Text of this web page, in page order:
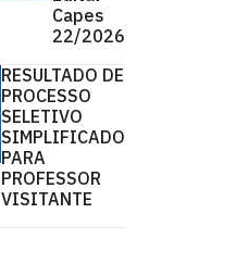
Capes
22/2026
RESULTADO DE
PROCESSO
SELETIVO
SIMPLIFICADO
PARA
PROFESSOR
VISITANTE